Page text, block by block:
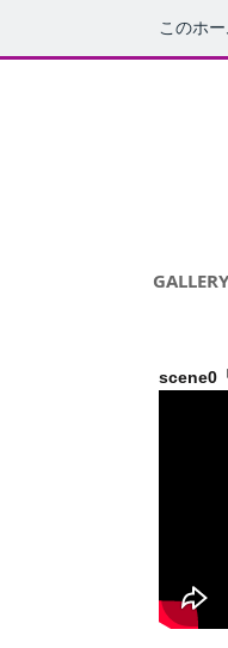
このホ
GALLERY
scene0